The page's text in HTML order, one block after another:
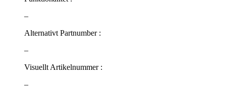
–
Alternativt Partnumber :
–
Visuellt Artikelnummer :
–